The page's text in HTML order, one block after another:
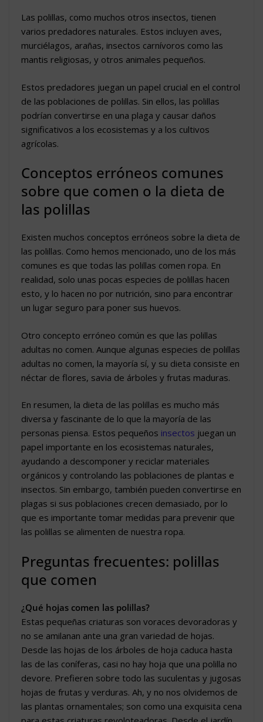
Las polillas, como muchos otros insectos, tienen
varios predadores naturales. Estos incluyen aves,
murciélagos, arañas, insectos carnívoros como las
mantis religiosas, y otros animales pequeños.
Estos predadores juegan un papel crucial en el control
de las poblaciones de polillas. Sin ellos, las polillas
podrían convertirse en una plaga y causar daños
significativos a los ecosistemas y a los cultivos
agrícolas.
Conceptos erróneos comunes
sobre que comen o la dieta de
las polillas
Existen muchos conceptos erróneos sobre la dieta de
las polillas. Como hemos mencionado, uno de los más
comunes es que todas las polillas comen ropa. En
realidad, solo unas pocas especies de polillas hacen
esto, y lo hacen no por nutrición, sino para encontrar
un lugar seguro para poner sus huevos.
Otro concepto erróneo común es que las polillas
adultas no comen. Aunque algunas especies de polillas
adultas no comen, la mayoría sí, y su dieta consiste en
néctar de flores, savia de árboles y frutas maduras.
En resumen, la dieta de las polillas es mucho más
diversa y fascinante de lo que la mayoría de las
personas piensa. Estos pequeños insectos juegan un
papel importante en los ecosistemas naturales,
ayudando a descomponer y reciclar materiales
orgánicos y controlando las poblaciones de plantas e
insectos. Sin embargo, también pueden convertirse en
plagas si sus poblaciones crecen demasiado, por lo
que es importante tomar medidas para prevenir que
las polillas se alimenten de nuestra ropa.
Preguntas frecuentes: polillas
que comen
¿Qué hojas comen las polillas?
Estas pequeñas criaturas son voraces devoradoras y
no se amilanan ante una gran variedad de hojas.
Desde las hojas de los árboles de hoja caduca hasta
las de las coníferas, casi no hay hoja que una polilla no
devore. Prefieren sobre todo las suculentas y jugosas
hojas de frutas y verduras. Ah, y no nos olvidemos de
las plantas ornamentales; son como una exquisita cena